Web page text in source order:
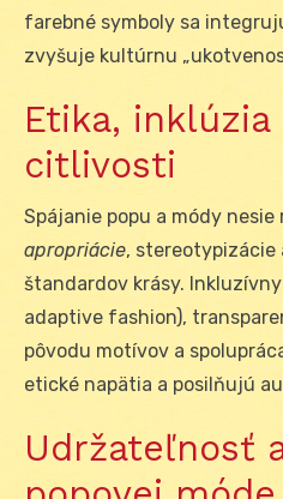
farebné symboly sa
zvyšuje kultúrnu
Etika,
citlivosti
Spájanie popu a módy nesie
apropriácie, stereotypizácie
štandardov krásy.
adaptive fashion),
pôvodu motívov a
etické napätia a posilňujú
Udržateľnosť